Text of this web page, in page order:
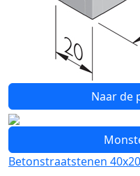
Naar de
Betonstraatstenen